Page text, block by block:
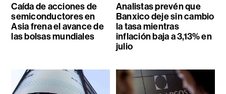
Caída de acciones de
semiconductores en
Asia frena el avance de
las bolsas mundiales
Analistas prevén que
Banxico deje sin cambio
la tasa mientras
inflación baja a 3,13% en
julio